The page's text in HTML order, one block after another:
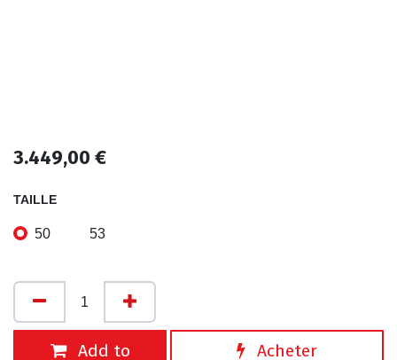
3.449,00 €
TAILLE
50 53
Add to Acheter